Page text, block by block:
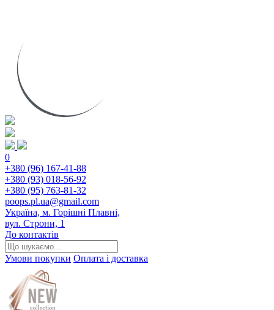
0
+380 (96) 167-41-88
+380 (93) 018-56-92
+380 (95) 763-81-32
poops.pl.ua@gmail.com
Україна, м. Горішні Плавні,
вул. Строни, 1
До контактів
Умови покупки Оплата і доставка